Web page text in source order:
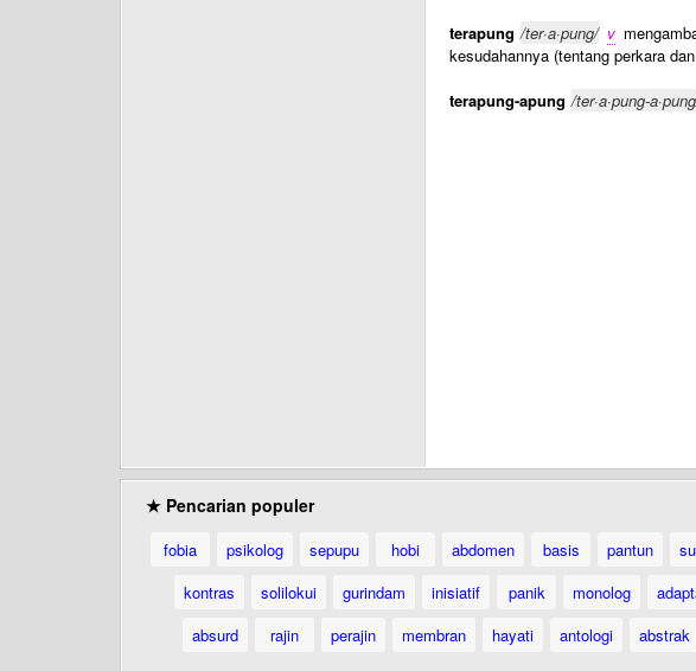
terapung /ter·a·pung/ v
kesudahannya (tentang perkara
terapung-apung /ter·a·pung-
★ Pencarian populer
fobia psikolog sepupu hobi abdomen basis pantun
kontras
solilokui gurindam inisiatif panik monolog
absurd
rajin perajin membran hayati antologi abstrak